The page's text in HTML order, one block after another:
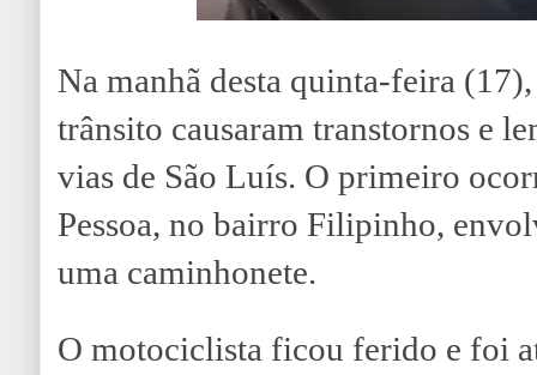
Na manhã desta quinta-feira
trânsito causaram transtornos e
vias de São Luís. O primeiro
Pessoa, no bairro Filipinho,
uma caminhonete.
O motociclista ficou ferido e foi